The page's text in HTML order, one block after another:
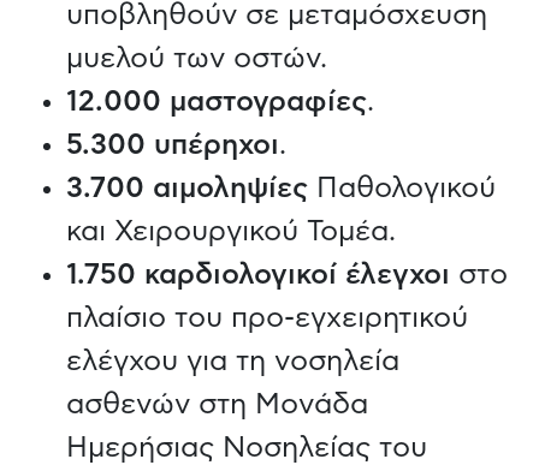
υποβληθούν σε μεταμόσχευση
μυελού των οστών.
12.000 μαστογραφίες.
5.300 υπέρηχοι.
3.700 αιμοληψίες Παθολογικού
και Χειρουργικού Τομέα.
1.750 καρδιολογικοί έλεγχοι στο
πλαίσιο του προ-εγχειρητικού
ελέγχου για τη νοσηλεία
ασθενών στη Μονάδα
Ημερήσιας Νοσηλείας του